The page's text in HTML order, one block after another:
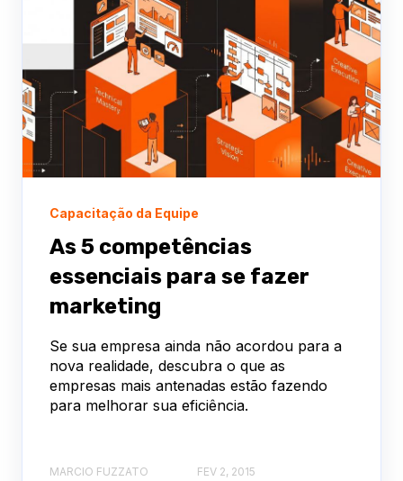
Capacitação da Equipe
As 5 competências
essenciais para se fazer
marketing
Se sua empresa ainda não acordou para a
nova realidade, descubra o que as
empresas mais antenadas estão fazendo
para melhorar sua eficiência.
MARCIO FUZZATO FEV 2, 2015